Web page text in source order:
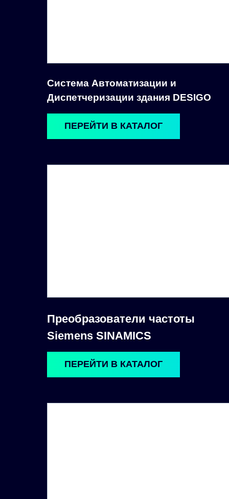
Система Автоматизации и
Диспетчеризации здания DESIGO
ПЕРЕЙТИ В КАТАЛОГ
Преобразователи частоты
Siemens SINAMICS
ПЕРЕЙТИ В КАТАЛОГ